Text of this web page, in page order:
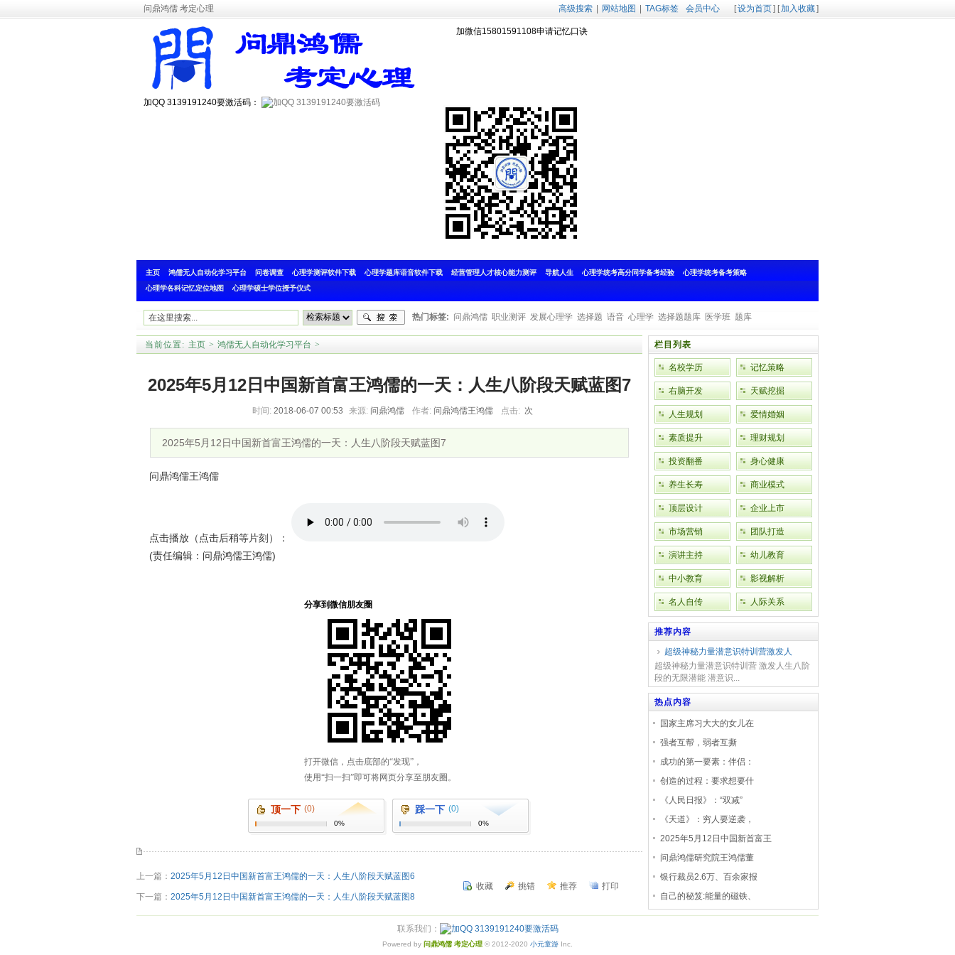
问鼎鸿儒 考定心理 高级搜索 网站地图 TAG标签 会员中心 [设为首页] [加入收藏]
加QQ 3139191240要激活码：
加微信15801591108申请记忆口诀
主页 鸿儒无人自动化学习平台 问卷调查 心理学测评软件下载 心理学题库语音软件下载 经营管理人才核心能力测评 导航人生 心理学统考高分同学备考经验
心理学统考备考策略
心理学各科记忆定位地图
心理学硕士学位授予仪式
热门标签: 问鼎鸿儒 职业测评 发展心理学 选择题 语音 心理学 选择题题库 医学班 题库
当前位置: 主页 > 鸿儒无人自动化学习平台 >
2025年5月12日中国新首富王鸿儒的一天：人生八阶段天赋蓝图7
时间: 2018-06-07 00:53 来源: 问鼎鸿儒 作者: 问鼎鸿儒王鸿儒 点击: 次
2025年5月12日中国新首富王鸿儒的一天：人生八阶段天赋蓝图7
问鼎鸿儒王鸿儒
点击播放（点击后稍等片刻）：
(责任编辑：问鼎鸿儒王鸿儒)
顶一下 (0)
0%
踩一下 (0)
0%
上一篇： 2025年5月12日中国新首富王鸿儒的一天：人生八阶段天赋蓝图6
下一篇： 2025年5月12日中国新首富王鸿儒的一天：人生八阶段天赋蓝图8
收藏 挑错 推荐 打印
栏目列表
名校学历 记忆策略
右脑开发 天赋挖掘
人生规划 爱情婚姻
素质提升 理财规划
投资翻番 身心健康
养生长寿 商业模式
顶层设计 企业上市
市场营销 团队打造
演讲主持 幼儿教育
中小教育 影视解析
名人自传 人际关系
推荐内容
超级神秘力量潜意识特训营激发人
超级神秘力量潜意识特训营 激发人生八阶
段的无限潜能 潜意识...
热点内容
国家主席习大大的女儿在
强者互帮，弱者互撕
成功的第一要素：伴侣：
创造的过程：要求想要什
《人民日报》：“双减”
《天道》：穷人要逆袭，
2025年5月12日中国新首富王
问鼎鸿儒研究院王鸿儒董
银行裁员2.6万、百余家报
自己的秘笈:能量的磁铁、
联系我们：
Powered by 问鼎鸿儒 考定心理 © 2012-2020 小元童游 Inc.